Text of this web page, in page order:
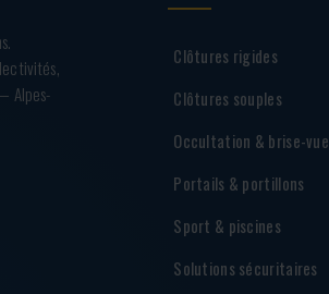
Alpes-
Clôtures rigides
Clôtures souples
Occultation & brise-vue
Portails & portillons
Sport & piscines
Solutions sécuritaires